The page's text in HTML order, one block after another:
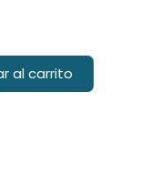
al carrito